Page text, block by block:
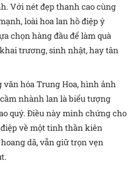
Với nét đẹp thanh cao cùng
loài hoa lan hồ điệp ý
chọn hàng đầu để làm quà
trương, sinh nhật, hay tân
văn hóa Trung Hoa, hình ảnh
nhành lan là biểu tượng
quý. Điều này minh chứng cho
về một tinh thần kiên
dã, vẫn giữ trọn vẹn